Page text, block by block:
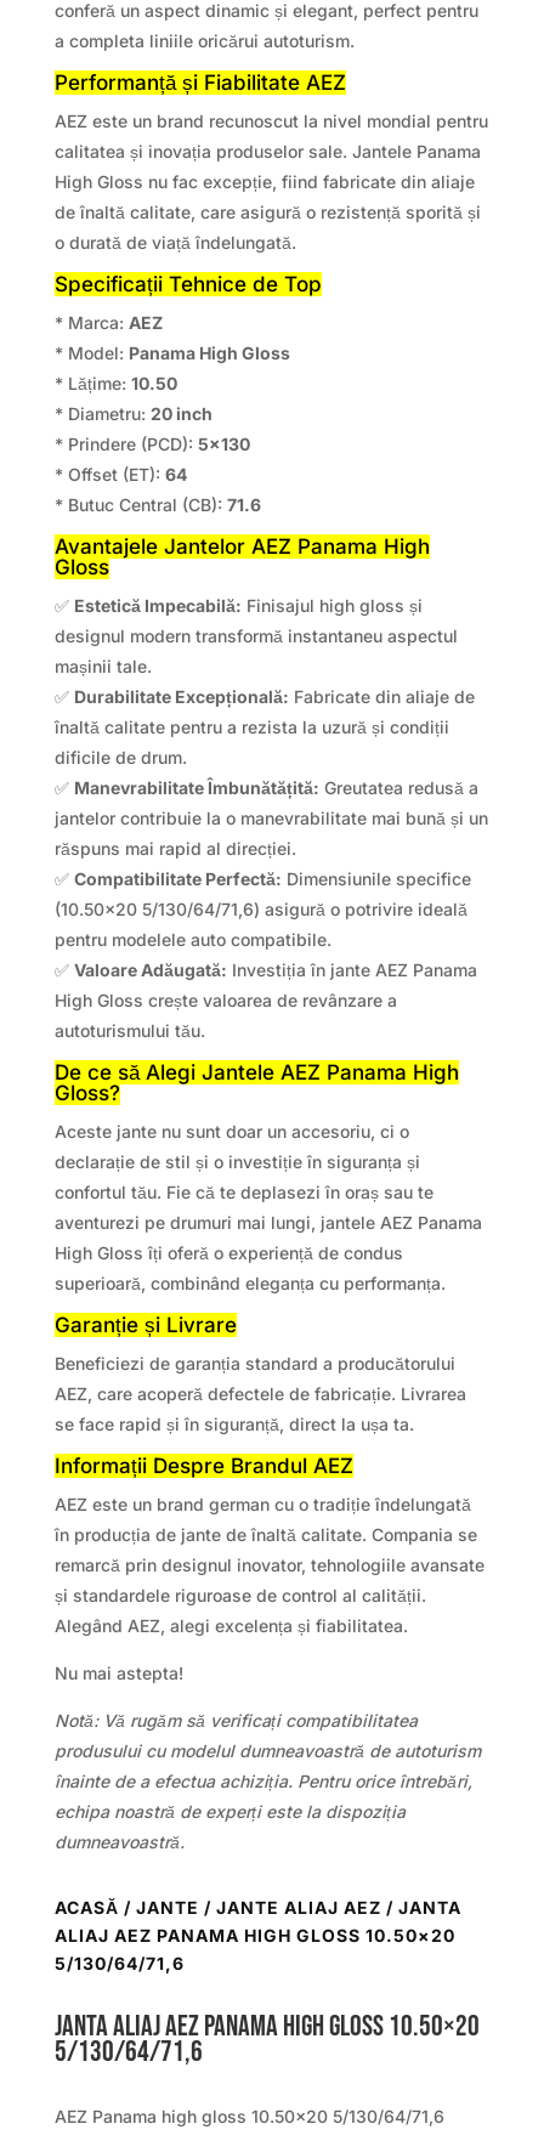
conferă un aspect dinamic și elegant, perfect pentru
a completa liniile oricărui autoturism.
Performanță și Fiabilitate AEZ
AEZ este un brand recunoscut la nivel mondial pentru
calitatea și inovația produselor sale. Jantele Panama
High Gloss nu fac excepție, fiind fabricate din aliaje
de înaltă calitate, care asigură o rezistență sporită și
o durată de viață îndelungată.
Specificații Tehnice de Top
* Marca: AEZ
* Model: Panama High Gloss
* Lățime: 10.50
* Diametru: 20 inch
* Prindere (PCD): 5×130
* Offset (ET): 64
* Butuc Central (CB): 71.6
Avantajele Jantelor AEZ Panama High
Gloss
✅ Estetică Impecabilă: Finisajul high gloss și
designul modern transformă instantaneu aspectul
mașinii tale.
✅ Durabilitate Excepțională: Fabricate din aliaje de
înaltă calitate pentru a rezista la uzură și condiții
dificile de drum.
✅ Manevrabilitate Îmbunătățită: Greutatea redusă a
jantelor contribuie la o manevrabilitate mai bună și un
răspuns mai rapid al direcției.
✅ Compatibilitate Perfectă: Dimensiunile specifice
(10.50×20 5/130/64/71,6) asigură o potrivire ideală
pentru modelele auto compatibile.
✅ Valoare Adăugată: Investiția în jante AEZ Panama
High Gloss crește valoarea de revânzare a
autoturismului tău.
De ce să Alegi Jantele AEZ Panama High
Gloss?
Aceste jante nu sunt doar un accesoriu, ci o
declarație de stil și o investiție în siguranța și
confortul tău. Fie că te deplasezi în oraș sau te
aventurezi pe drumuri mai lungi, jantele AEZ Panama
High Gloss îți oferă o experiență de condus
superioară, combinând eleganța cu performanța.
Garanție și Livrare
Beneficiezi de garanția standard a producătorului
AEZ, care acoperă defectele de fabricație. Livrarea
se face rapid și în siguranță, direct la ușa ta.
Informații Despre Brandul AEZ
AEZ este un brand german cu o tradiție îndelungată
în producția de jante de înaltă calitate. Compania se
remarcă prin designul inovator, tehnologiile avansate
și standardele riguroase de control al calității.
Alegând AEZ, alegi excelența și fiabilitatea.
Nu mai astepta!
Notă: Vă rugăm să verificați compatibilitatea
produsului cu modelul dumneavoastră de autoturism
înainte de a efectua achiziția. Pentru orice întrebări,
echipa noastră de experți este la dispoziția
dumneavoastră.
ACASĂ / JANTE / JANTE ALIAJ AEZ / JANTA
ALIAJ AEZ PANAMA HIGH GLOSS 10.50×20
5/130/64/71,6
Janta aliaj AEZ Panama high gloss 10.50×20
5/130/64/71,6
AEZ Panama high gloss 10.50×20 5/130/64/71,6